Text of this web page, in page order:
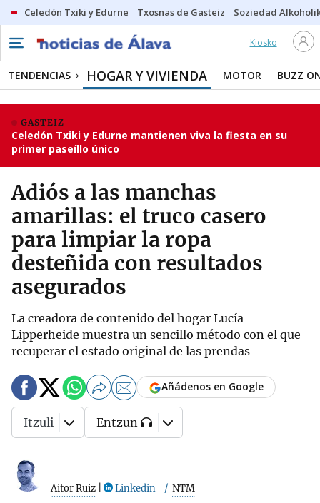
Celedón Txiki y Edurne Txosnas de Gasteiz Soziedad
Kiosko
TENDENCIAS HOGAR Y VIVIENDA MOTOR BUZZ
GASTEIZ
Celedón Txiki y Edurne mantienen viva la fiesta en su
primer paseíllo único
Adiós a las manchas
amarillas: el truco casero
para limpiar la ropa
desteñida con resultados
asegurados
La creadora de contenido del hogar Lucía
Lipperheide muestra un sencillo método con el que
recuperar el estado original de las prendas
Aitor Ruiz Linkedin NTM
Añádenos en Google
Itzuli Entzun